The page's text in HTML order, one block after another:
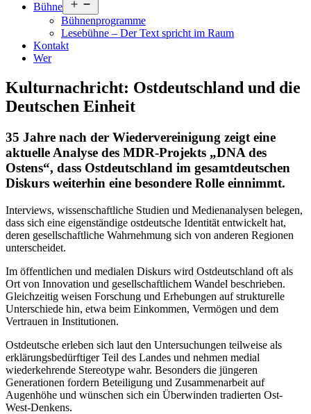
Bühne
öffnen
Bühnenprogramme
Lesebühne – Der Text spricht im Raum
Kontakt
Wer
Kulturnachricht: Ostdeutschland und die
Deutschen Einheit
35 Jahre nach der Wiedervereinigung zeigt eine
aktuelle Analyse des MDR-Projekts „DNA des
Ostens“, dass Ostdeutschland im gesamtdeutschen
Diskurs weiterhin eine besondere Rolle einnimmt.
Interviews, wissenschaftliche Studien und Medienanalysen belegen,
dass sich eine eigenständige ostdeutsche Identität entwickelt hat,
deren gesellschaftliche Wahrnehmung sich von anderen Regionen
unterscheidet.
Im öffentlichen und medialen Diskurs wird Ostdeutschland oft als
Ort von Innovation und gesellschaftlichem Wandel beschrieben.
Gleichzeitig weisen Forschung und Erhebungen auf strukturelle
Unterschiede hin, etwa beim Einkommen, Vermögen und dem
Vertrauen in Institutionen.
Ostdeutsche erleben sich laut den Untersuchungen teilweise als
erklärungsbedürftiger Teil des Landes und nehmen medial
wiederkehrende Stereotype wahr. Besonders die jüngeren
Generationen fordern Beteiligung und Zusammenarbeit auf
Augenhöhe und wünschen sich ein Überwinden tradierten Ost-
West-Denkens.